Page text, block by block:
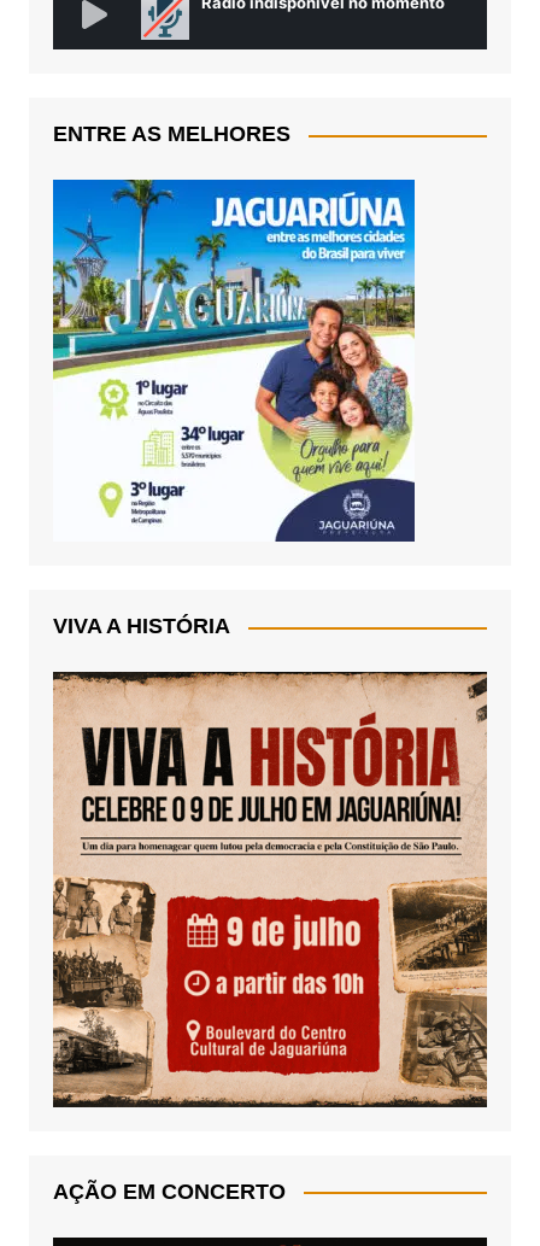
ENTRE AS MELHORES
VIVA A HISTÓRIA
AÇÃO EM CONCERTO